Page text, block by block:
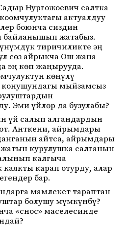
Нургожоевич салтка
актуалдуу
боюнча сиздин
байланышып жатабыз.
тиричиликте эң
сөз айрыкча Ош жана
эң көп жаңырууда.
көңүлү
мыйзамсыз
Эми үйлөр да бузулабы?
үй салып алгандардын
Анткени, айрымдары
айтса, айрымдары
курулушка салганын
калгыча
карап отурду, алар
бар.
мамлекет тараптан
болушу мүмкүнбү?
«снос» маселесинде